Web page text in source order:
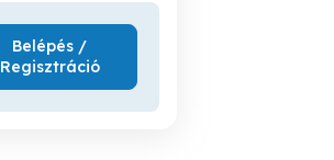
Belépés /
Regisztráció